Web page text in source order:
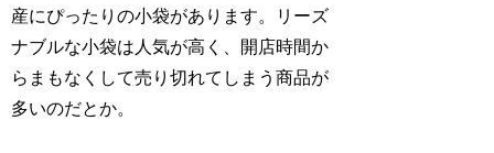
産にぴったりの小袋があります。リーズ
ナブルな小袋は人気が高く、開店時間か
らまもなくして売り切れてしまう商品が
多いのだとか。